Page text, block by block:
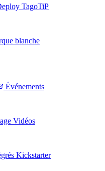
TagoTiP
blanche
Événements
Vidéos
Kickstarter